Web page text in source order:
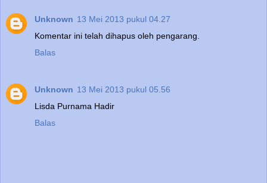
Unknown 13 Mei 2013 pukul 04.27
Komentar ini telah dihapus oleh pengarang.
Balas
Unknown 13 Mei 2013 pukul 05.56
Lisda Purnama Hadir
Balas